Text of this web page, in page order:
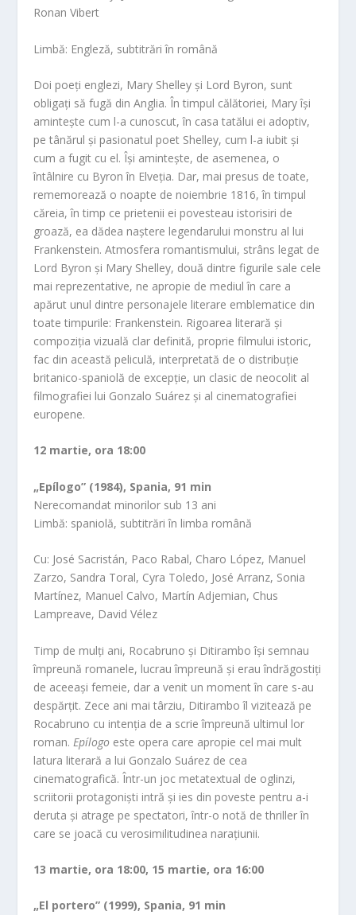
Ronan Vibert
Limbă: Engleză, subtitrări în română
Doi poeți englezi, Mary Shelley și Lord Byron, sunt
obligați să fugă din Anglia. În timpul călătoriei, Mary își
amintește cum l-a cunoscut, în casa tatălui ei adoptiv,
pe tânărul și pasionatul poet Shelley, cum l-a iubit și
cum a fugit cu el. Își amintește, de asemenea, o
întâlnire cu Byron în Elveția. Dar, mai presus de toate,
rememorează o noapte de noiembrie 1816, în timpul
căreia, în timp ce prietenii ei povesteau istorisiri de
groază, ea dădea naștere legendarului monstru al lui
Frankenstein. Atmosfera romantismului, strâns legat de
Lord Byron și Mary Shelley, două dintre figurile sale cele
mai reprezentative, ne apropie de mediul în care a
apărut unul dintre personajele literare emblematice din
toate timpurile: Frankenstein. Rigoarea literară și
compoziția vizuală clar definită, proprie filmului istoric,
fac din această peliculă, interpretată de o distribuție
britanico-spaniolă de excepție, un clasic de neocolit al
filmografiei lui Gonzalo Suárez și al cinematografiei
europene.
12 martie, ora 18:00
„Epílogo” (1984), Spania, 91 min
Nerecomandat minorilor sub 13 ani
Limbă: spaniolă, subtitrări în limba română
Cu: José Sacristán, Paco Rabal, Charo López, Manuel
Zarzo, Sandra Toral, Cyra Toledo, José Arranz, Sonia
Martínez, Manuel Calvo, Martín Adjemian, Chus
Lampreave, David Vélez
Timp de mulți ani, Rocabruno și Ditirambo își semnau
împreună romanele, lucrau împreună și erau îndrăgostiți
de aceeași femeie, dar a venit un moment în care s-au
despărțit. Zece ani mai târziu, Ditirambo îl vizitează pe
Rocabruno cu intenția de a scrie împreună ultimul lor
roman. Epílogo este opera care apropie cel mai mult
latura literară a lui Gonzalo Suárez de cea
cinematografică. Într-un joc metatextual de oglinzi,
scriitorii protagoniști intră și ies din poveste pentru a-i
deruta și atrage pe spectatori, într-o notă de thriller în
care se joacă cu verosimilitudinea narațiunii.
13 martie, ora 18:00, 15 martie, ora 16:00
„El portero” (1999), Spania, 91 min